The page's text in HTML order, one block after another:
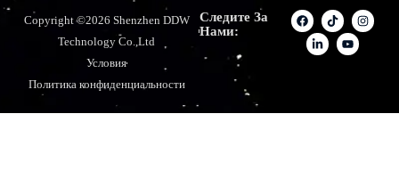
Copyright ©2026 Shenzhen DDW
Technology Co.,Ltd
Условия
Политика конфиденциальности
Следите За
Нами: